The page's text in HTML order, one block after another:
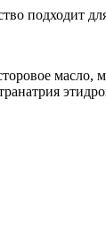
подходит